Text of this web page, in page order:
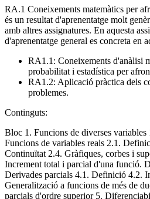
RA.1 Coneixements matemàtics per
és un resultat d'aprenentatge molt
amb altres assignatures. En aquesta
d'aprenentatge general es concreta en
RA1.1: Coneixements d'anàlisi
probabilitat i estadística per
RA1.2: Aplicació pràctica dels
problemes.
Continguts:
Bloc 1. Funcions de diverses
Funcions de variables reals 2.1.
Continuïtat 2.4. Gràfiques, corbes i
Increment total i parcial d'una funció.
Derivades parcials 4.1. Definició 4.2.
Generalització a funcions de més de
parcials d'ordre superior 5.